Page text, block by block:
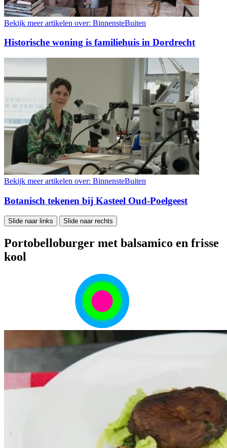
Bekijk meer artikelen over: BinnensteBuiten
Historische woning is familiehuis in Dordrecht
Bekijk meer artikelen over: BinnensteBuiten
Botanisch tekenen bij Kasteel Oud-Poelgeest
Slide naar links Slide naar rechts
Portobelloburger met balsamico en frisse
kool